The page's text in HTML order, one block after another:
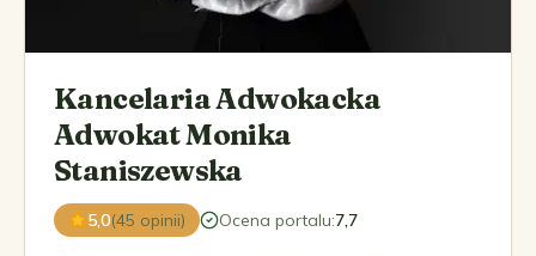
Kancelaria Adwokacka
Adwokat Monika
Staniszewska
5,0(45 opinii) Ocena portalu:7,7